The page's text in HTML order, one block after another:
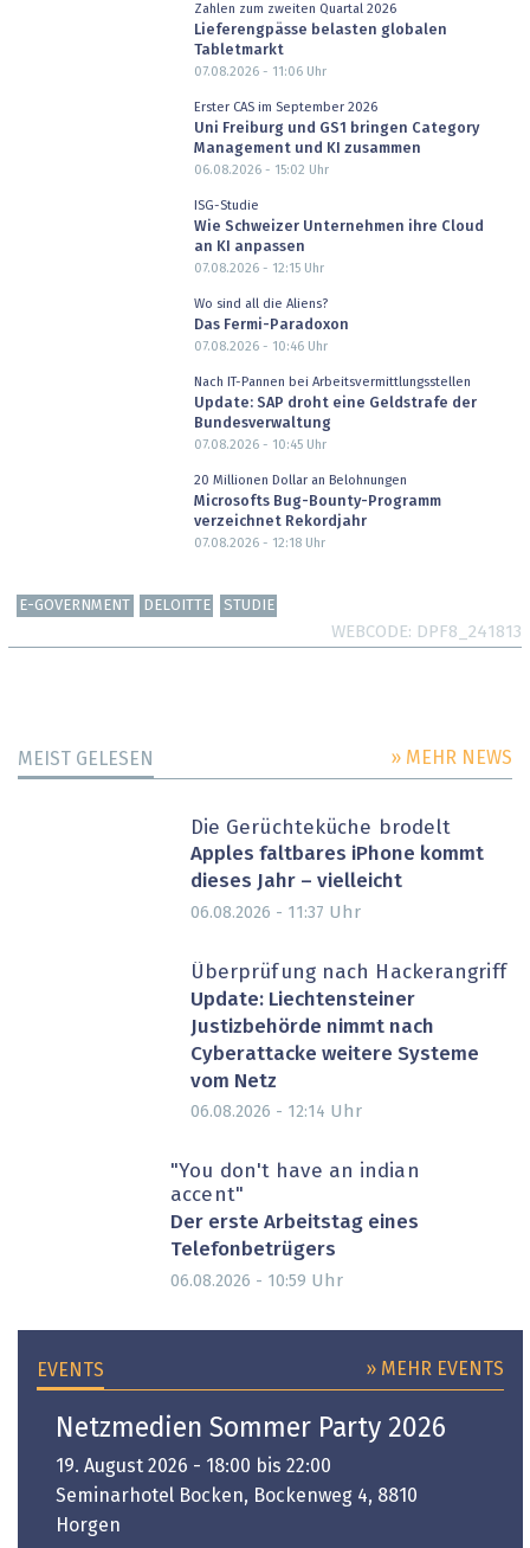
Zahlen zum zweiten Quartal 2026
Lieferengpässe belasten globalen
Tabletmarkt
07.08.2026 - 11:06Uhr
Erster CAS im September 2026
Uni Freiburg und GS1 bringen Category
Management und KI zusammen
06.08.2026 - 15:02 Uhr
ISG-Studie
Wie Schweizer Unternehmen ihre Cloud
an KI anpassen
07.08.2026 - 12:15Uhr
Wo sind all die Aliens?
Das Fermi-Paradoxon
07.08.2026 - 10:46Uhr
Nach IT-Pannen bei Arbeitsvermittlungsstellen
Update: SAP droht eine Geldstrafe der
Bundesverwaltung
07.08.2026 - 10:45Uhr
20 Millionen Dollar an Belohnungen
Microsofts Bug-Bounty-Programm
verzeichnet Rekordjahr
07.08.2026 - 12:18Uhr
E-GOVERNMENT DELOITTE STUDIE
WEBCODE DPF8_241813
MEIST GELESEN » MEHR NEWS
Die Gerüchteküche brodelt
Apples faltbares iPhone kommt
dieses Jahr – vielleicht
06.08.2026 - 11:37 Uhr
Überprüfung nach Hackerangriff
Update: Liechtensteiner
Justizbehörde nimmt nach
Cyberattacke weitere Systeme
vom Netz
06.08.2026 - 12:14 Uhr
"You don't have an indian
accent"
Der erste Arbeitstag eines
Telefonbetrügers
06.08.2026 - 10:59 Uhr
EVENTS » MEHR EVENTS
Netzmedien Sommer Party 2026
19. August 2026 - 18:00 bis 22:00
Seminarhotel Bocken, Bockenweg 4, 8810
Horgen